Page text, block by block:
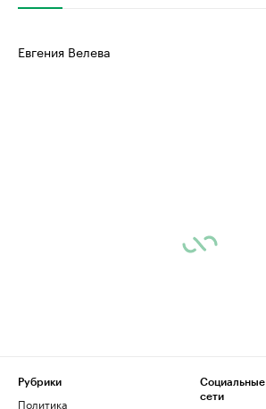
Евгения Велева
Рубрики
Политика
Социальные
сети